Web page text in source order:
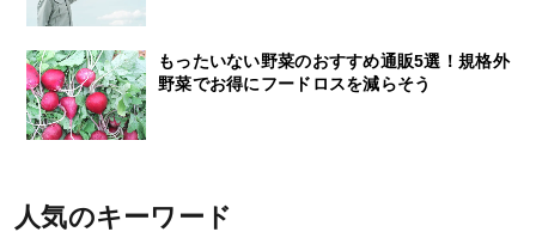
もったいない野菜のおすすめ通販5選！規格外
野菜でお得にフードロスを減らそう
人気のキーワード